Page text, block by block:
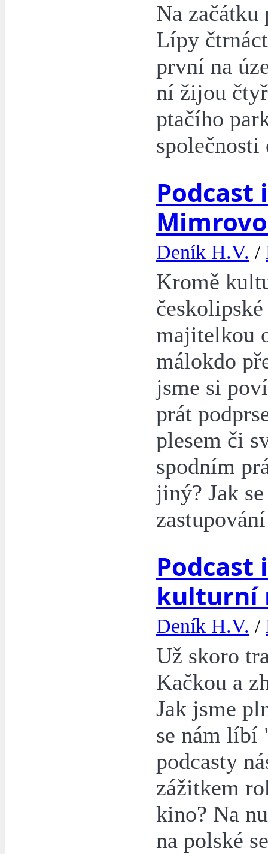
Na
Lípy
první na
ní žijou
ptačího
Podcast
Deník H.V. /
Kromě
majitelkou
málokdo
jsme si
prát
plesem či
spodním
jiný? Jak
Podcast
kulturní
Deník H.V. /
Už skoro
Kačkou a
Jak jsme
se nám líbí
podcasty
zážitkem
kino? Na
na polské